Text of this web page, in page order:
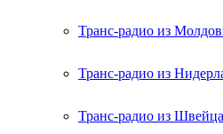
Транс-радио из
Транс-радио из
Транс-радио из